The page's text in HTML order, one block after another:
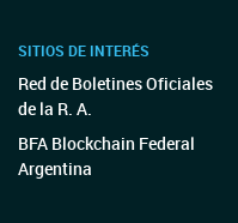
SITIOS DE INTERÉS
Red de Boletines Oficiales
de la R. A.
BFA Blockchain Federal
Argentina